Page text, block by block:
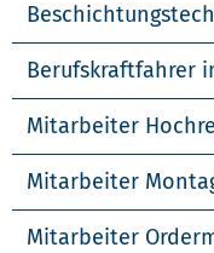
Berufskraftfahrer
Mitarbeiter
Mitarbeiter
Mitarbeiter